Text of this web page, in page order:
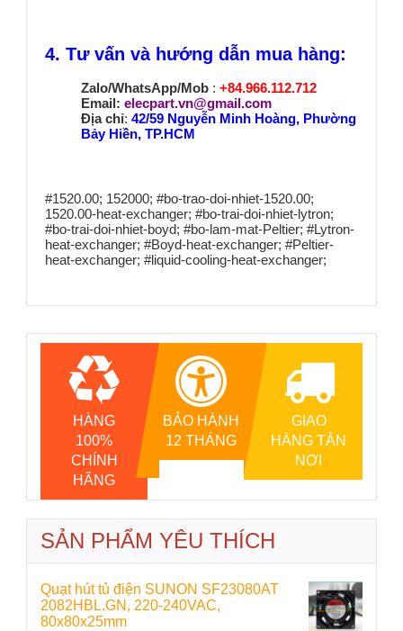
4. Tư vấn và hướng dẫn mua hàng:
Zalo/WhatsApp/Mob : +84.966.112.712
Email: elecpart.vn@gmail.com
Địa chỉ: 42/59 Nguyễn Minh Hoàng, Phường
Bảy Hiền, TP.HCM
#1520.00; 152000; #bo-trao-doi-nhiet-1520.00;
1520.00-heat-exchanger; #bo-trai-doi-nhiet-lytron;
#bo-trai-doi-nhiet-boyd; #bo-lam-mat-Peltier; #Lytron-
heat-exchanger; #Boyd-heat-exchanger; #Peltier-
heat-exchanger; #liquid-cooling-heat-exchanger;
HÀNG
100%
CHÍNH
HÃNG
BẢO HÀNH
12 THÁNG
GIAO
HÀNG TẬN
NƠI
SẢN PHẨM YÊU THÍCH
Quạt hút tủ điện SUNON SF23080AT
2082HBL.GN, 220-240VAC,
80x80x25mm